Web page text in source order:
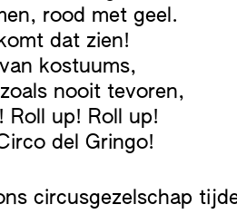
rood met geel.
dat zien!
kostuums,
nooit tevoren,
Roll up! Roll up!
del Gringo!
circusgezelschap